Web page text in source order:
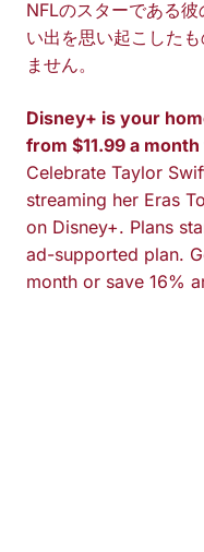
NFLのスターである
い出を思い起こした
ません。
Disney+ is your
from $11.99 a
Celebrate Taylor
streaming her Eras
on Disney+. Plans
ad-supported plan.
month or save 16%